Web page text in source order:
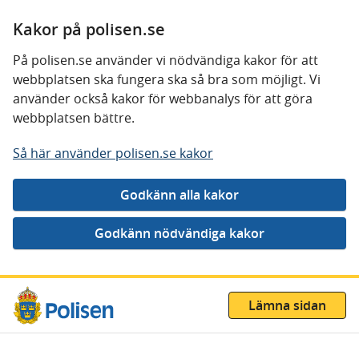
Kakor på polisen.se
På polisen.se använder vi nödvändiga kakor för att
webbplatsen ska fungera ska så bra som möjligt. Vi
använder också kakor för webbanalys för att göra
webbplatsen bättre.
Så här använder polisen.se kakor
Gå direkt till innehåll
Lämna sidan